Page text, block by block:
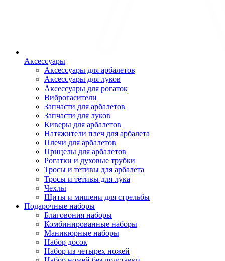
Аксессуары
Аксессуары для арбалетов
Аксессуары для луков
Аксессуары для рогаток
Виброгасители
Запчасти для арбалетов
Запчасти для луков
Киверы для арбалетов
Натяжители плеч для арбалета
Плечи для арбалетов
Прицелы для арбалетов
Рогатки и духовые трубки
Тросы и тетивы для арбалета
Тросы и тетивы для лука
Чехлы
Щиты и мишени для стрельбы
Подарочные наборы
Благовония наборы
Комбинированные наборы
Маникюрные наборы
Набор досок
Набор из четырех ножей